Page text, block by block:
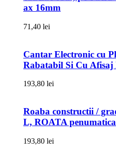
ax 16mm
71,40 lei
Cantar Electronic cu
Rabatabil Si Cu Afisaj
193,80 lei
Roaba constructii /
L, ROATA
193,80 lei